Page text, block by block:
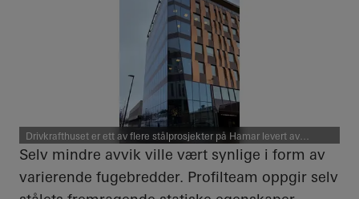
Drivkrafthuset er ett av flere stålprosjekter på Hamar levert av
Schüco-partner Profilteam AS Foto: Bjørn Harald Bråthen
Selv mindre avvik ville vært synlige i form av
varierende fugebredder. Profilteam oppgir selv